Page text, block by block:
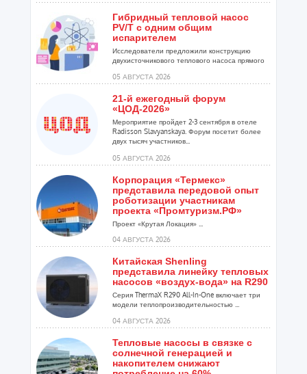
Гибридный тепловой насос
PV/T с одним общим
испарителем
Исследователи предложили конструкцию
двухисточникового теплового насоса прямого
05 АВГУСТА 2026
21-й ежегодный форум
«ЦОД-2026»
Мероприятие пройдет 2-3 сентября в отеле
Radisson Slavyanskaya. Форум посетит более
двух тысяч участников...
05 АВГУСТА 2026
Корпорация «Термекс»
представила передовой опыт
роботизации участникам
проекта «Промтуризм.РФ»
Проект «Крутая Локация» ...
04 АВГУСТА 2026
Китайская Shenling
представила линейку тепловых
насосов «воздух-вода» на R290
Серия ThermaX R290 All-In-One включает три
модели теплопроизводительностью ...
04 АВГУСТА 2026
Тепловые насосы в связке с
солнечной генерацией и
накопителем снижают